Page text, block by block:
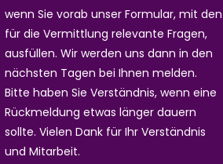
wenn Sie vorab unser Formular, mit den
für die Vermittlung relevante Fragen,
ausfüllen. Wir werden uns dann in den
nächsten Tagen bei Ihnen melden.
Bitte haben Sie Verständnis, wenn eine
Rückmeldung etwas länger dauern
sollte. Vielen Dank für Ihr Verständnis
und Mitarbeit.